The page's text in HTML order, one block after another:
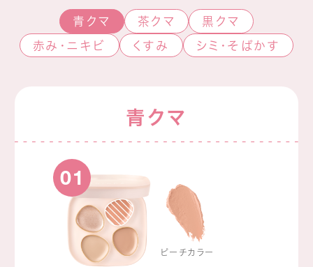
青クマ 茶クマ
黒クマ
赤み・ニキビ
くすみ シミ・そばかす
青クマ
01
ピーチカラー